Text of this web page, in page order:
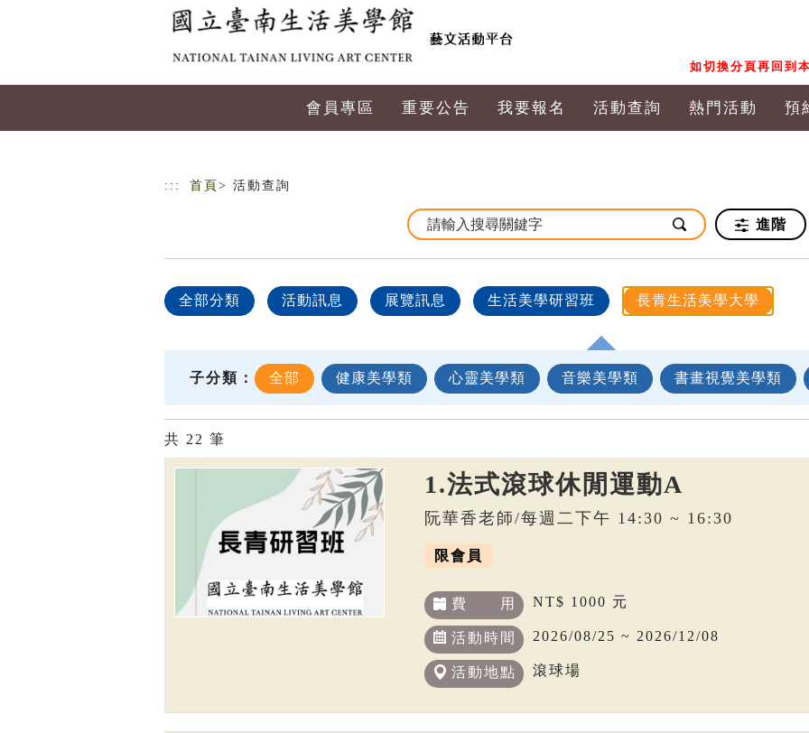
如切換分頁再回到
會員專區 重要公告 我要報名 活動查詢 熱門活動 預
::: 首頁 > 活動查詢
進階
全部分類 活動訊息 展覽訊息 生活美學研習班 長青生活美學大學
子分類： 全部 健康美學類 心靈美學類 音樂美學類 書畫視覺美學類
共 22 筆
1.法式滾球休閒運動A
阮華香老師/每週二下午 14:30 ~ 16:30
限會員
費 用 NT$ 1000 元
活動時間 2026/08/25 ~ 2026/12/08
活動地點 滾球場